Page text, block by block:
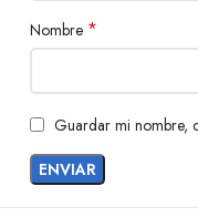
Nombre *
Guardar mi nombre,